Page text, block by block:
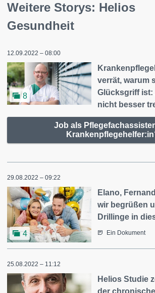
Weitere Storys: Helios
Gesundheit
12.09.2022 – 08:00
8
verrät, warum
Glücksgriff ist:
nicht besser
Job als
29.08.2022 – 09:22
4
Elano,
wir begrüßen
Drillinge in
Ein Dokument
25.08.2022 – 11:12
Helios Studie
der